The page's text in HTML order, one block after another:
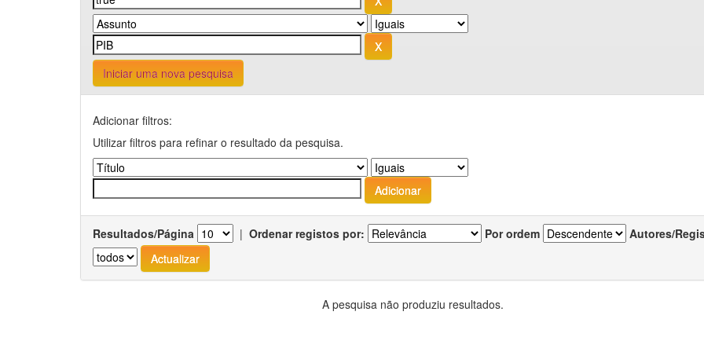
Iniciar uma nova pesquisa
Adicionar filtros:
Utilizar filtros para refinar o resultado da pesquisa.
Resultados/Página | Ordenar registos por: Por ordem Autores/
A pesquisa não produziu resultados.